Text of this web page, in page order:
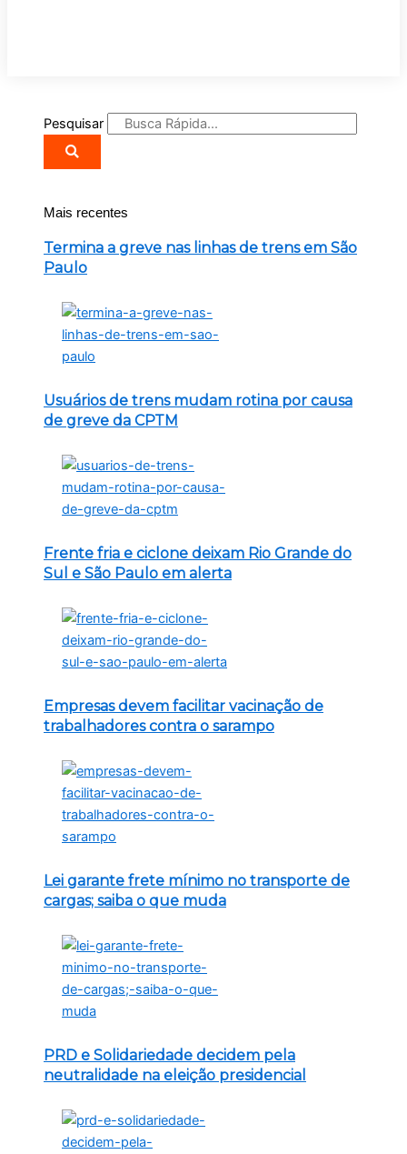
Pesquisar
Mais recentes
Termina a greve nas linhas de trens em São
Paulo
Usuários de trens mudam rotina por causa
de greve da CPTM
Frente fria e ciclone deixam Rio Grande do
Sul e São Paulo em alerta
Empresas devem facilitar vacinação de
trabalhadores contra o sarampo
Lei garante frete mínimo no transporte de
cargas; saiba o que muda
PRD e Solidariedade decidem pela
neutralidade na eleição presidencial